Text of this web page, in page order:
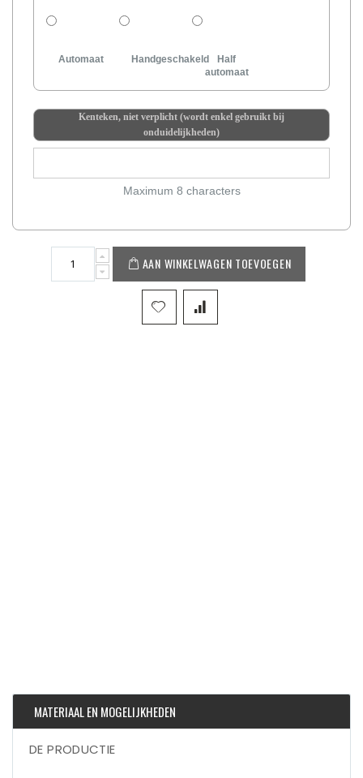
Automaat Handgeschakeld
Half
automaat
Kenteken, niet verplicht (wordt enkel gebruikt bij
onduidelijkheden)
Maximum 8 characters
AAN WINKELWAGEN TOEVOEGEN
MATERIAAL EN MOGELIJKHEDEN
DE PRODUCTIE